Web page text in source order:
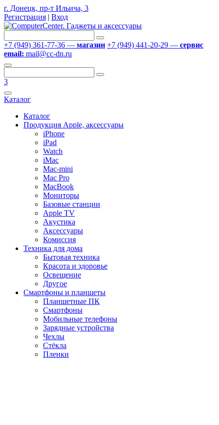
г. Донецк, пр-т Ильича, 3
Регистрация | Вход
+7 (949) 361-77-36 — магазин +7 (949) 441-20-29 — сервис
email: mail@cc-dn.ru
3
Каталог
Каталог
Продукция Apple, аксессуары
iPhone
iPad
Watch
iMac
Mac-mini
Mac Pro
MacBook
Мониторы
Базовые станции
Apple TV
Акустика
Аксессуары
Комиссия
Техника для дома
Бытовая техника
Красота и здоровье
Освещение
Другое
Смартфоны и планшеты
Планшетные ПК
Смартфоны
Мобильные телефоны
Зарядные устройства
Чехлы
Стёкла
Пленки